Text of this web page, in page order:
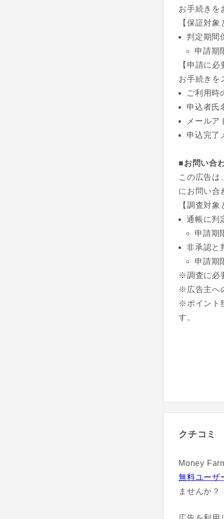
お手続きを
【保証対
判定期間
申請期
【申請に
お手続きを
ご利用時
申込者氏
メールア
申込完了
■お問い合
この広告は
にお問い合
【調査対
通帳に判
申請期
非承認と
申請期
※調査に必
※広告主へ
※ポイント
す。
クチコミ
Money
無料ユーザ
ませんか？